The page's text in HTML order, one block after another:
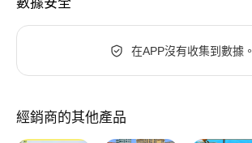
在APP沒有收集到數據。
經銷商的其他產品